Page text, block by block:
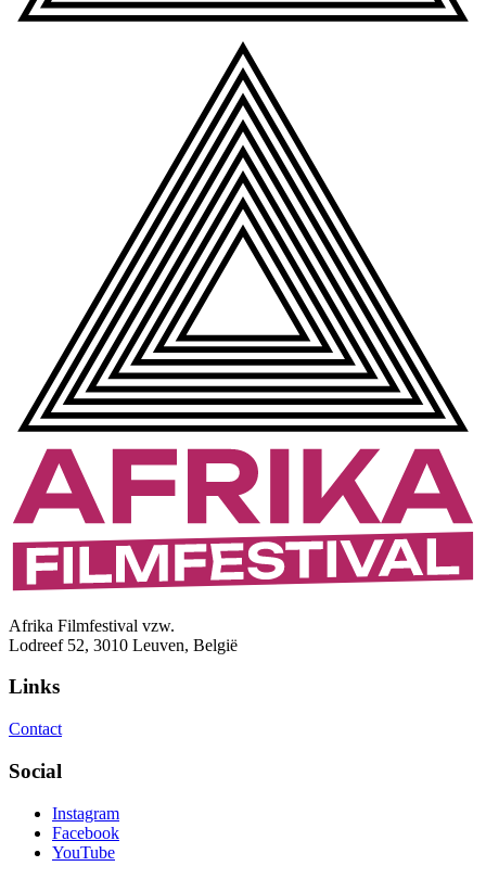
Afrika Filmfestival vzw.
Lodreef 52, 3010 Leuven, België
Links
Contact
Social
Instagram
Facebook
YouTube